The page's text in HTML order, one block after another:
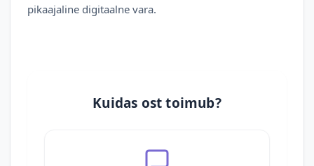
pikaajaline digitaalne vara.
Kuidas ost toimub?